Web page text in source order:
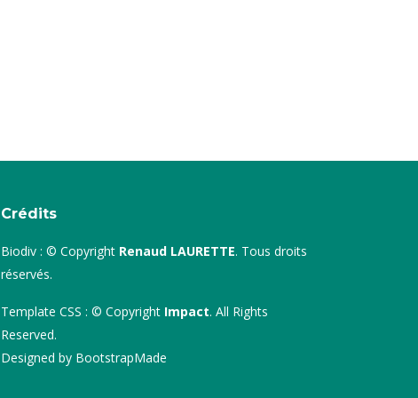
Crédits
Biodiv : © Copyright Renaud LAURETTE. Tous droits
réservés.
Template CSS : © Copyright Impact. All Rights
Reserved.
Designed by BootstrapMade